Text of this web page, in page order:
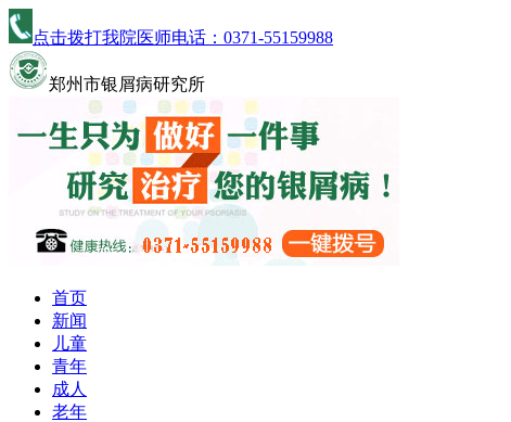
点击拨打我院医师电话： 0371-55159988
郑州市银屑病研究所
首页
新闻
儿童
青年
成人
老年